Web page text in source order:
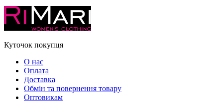
Куточок покупця
О нас
Оплата
Доставка
Обмін та повернення товару
Оптовикам